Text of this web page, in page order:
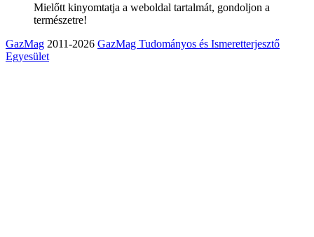
Mielőtt kinyomtatja a weboldal tartalmát, gondoljon a
természetre!
GazMag 2011-2026 GazMag Tudományos és Ismeretterjesztő
Egyesület